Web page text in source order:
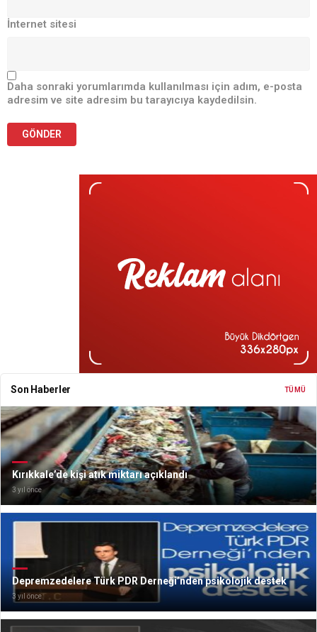
İnternet sitesi
Daha sonraki yorumlarımda kullanılması için adım, e-posta
adresim ve site adresim bu tarayıcıya kaydedilsin.
Son Haberler TÜMÜ
Kırıkkale’de kişi atık miktarı açıklandı
3 yıl önce
Depremzedelere Türk PDR Derneği’nden psikolojik destek
3 yıl önce